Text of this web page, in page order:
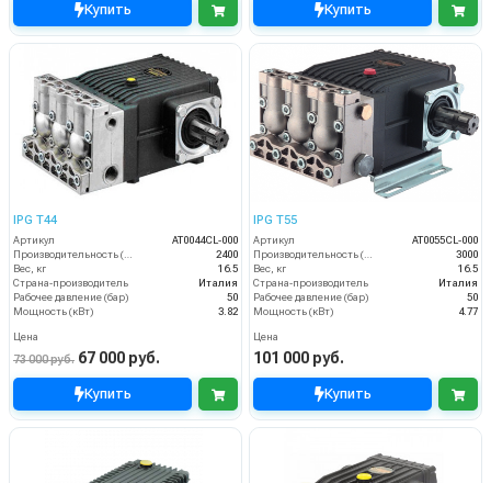
Купить Купить
IPG T44
Артикул
AT0044CL-000
Производительность (л/ч)
2400
Вес, кг
16.5
Страна-производитель
Италия
Рабочее давление (бар)
50
Мощность (кВт)
3.82
Цена
73 000 руб. 67 000 руб.
Купить
IPG T55
Артикул
AT0055CL-000
Производительность (л/ч)
3000
Вес, кг
16.5
Страна-производитель
Италия
Рабочее давление (бар)
50
Мощность (кВт)
4.77
Цена
101 000 руб.
Купить